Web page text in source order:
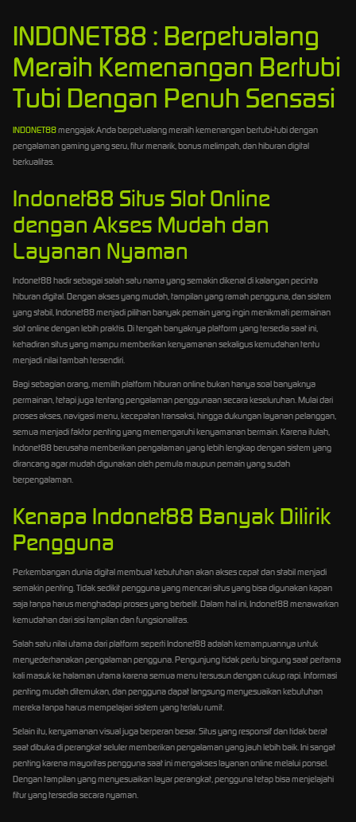
INDONET88 : Berpetualang
Meraih Kemenangan Bertubi
Tubi Dengan Penuh Sensasi
INDONET88mengajak Anda berpetualang meraih kemenangan bertubi-tubi dengan
pengalaman gaming yang seru, fitur menarik, bonus melimpah, dan hiburan digital
berkualitas.
Indonet88 Situs Slot Online
dengan Akses Mudah dan
Layanan Nyaman
Indonet88 hadir sebagai salah satu nama yang semakin dikenal di kalangan pecinta
hiburan digital. Dengan akses yang mudah, tampilan yang ramah pengguna, dan sistem
yang stabil, Indonet88 menjadi pilihan banyak pemain yang ingin menikmati permainan
slot online dengan lebih praktis. Di tengah banyaknya platform yang tersedia saat ini,
kehadiran situs yang mampu memberikan kenyamanan sekaligus kemudahan tentu
menjadi nilai tambah tersendiri.
Bagi sebagian orang, memilih platform hiburan online bukan hanya soal banyaknya
permainan, tetapi juga tentang pengalaman penggunaan secara keseluruhan. Mulai dari
proses akses, navigasi menu, kecepatan transaksi, hingga dukungan layanan pelanggan,
semua menjadi faktor penting yang memengaruhi kenyamanan bermain. Karena itulah,
Indonet88 berusaha memberikan pengalaman yang lebih lengkap dengan sistem yang
dirancang agar mudah digunakan oleh pemula maupun pemain yang sudah
berpengalaman.
Kenapa Indonet88 Banyak Dilirik
Pengguna
Perkembangan dunia digital membuat kebutuhan akan akses cepat dan stabil menjadi
semakin penting. Tidak sedikit pengguna yang mencari situs yang bisa digunakan kapan
saja tanpa harus menghadapi proses yang berbelit. Dalam hal ini, Indonet88 menawarkan
kemudahan dari sisi tampilan dan fungsionalitas.
Salah satu nilai utama dari platform seperti Indonet88 adalah kemampuannya untuk
menyederhanakan pengalaman pengguna. Pengunjung tidak perlu bingung saat pertama
kali masuk ke halaman utama karena semua menu tersusun dengan cukup rapi. Informasi
penting mudah ditemukan, dan pengguna dapat langsung menyesuaikan kebutuhan
mereka tanpa harus mempelajari sistem yang terlalu rumit.
Selain itu, kenyamanan visual juga berperan besar. Situs yang responsif dan tidak berat
saat dibuka di perangkat seluler memberikan pengalaman yang jauh lebih baik. Ini sangat
penting karena mayoritas pengguna saat ini mengakses layanan online melalui ponsel.
Dengan tampilan yang menyesuaikan layar perangkat, pengguna tetap bisa menjelajahi
fitur yang tersedia secara nyaman.